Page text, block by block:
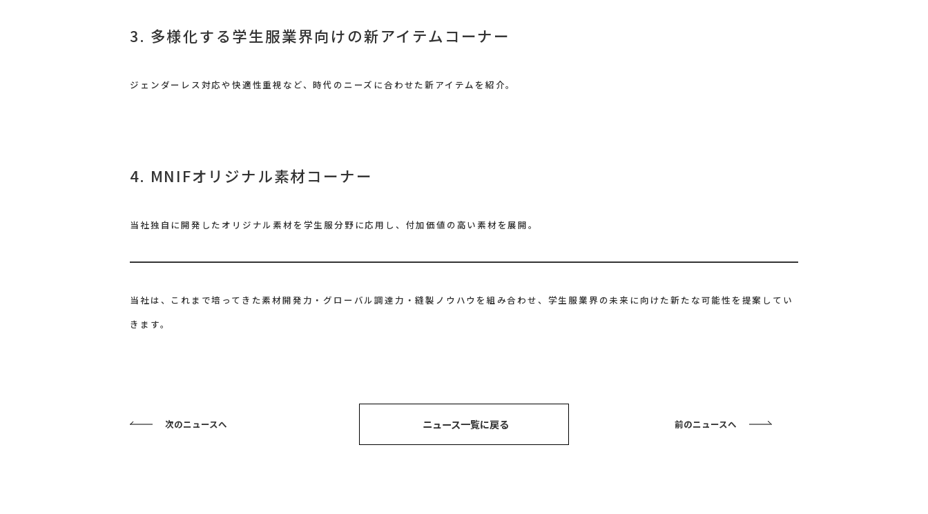
3. 多様化する学生服業界向けの新アイテムコーナー
ジェンダーレス対応や快適性重視など、時代のニーズに合わせた新アイテムを紹介。
4. MNIFオリジナル素材コーナー
当社独自に開発したオリジナル素材を学生服分野に応用し、付加価値の高い素材を展開。
当社は、これまで培ってきた素材開発力・グローバル調達力・縫製ノウハウを組み合わせ、学生服業界の未来に向けた新たな可能性を提案してい
きます。
前のニュースへ
ニュース一覧に戻る
次のニュースへ